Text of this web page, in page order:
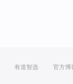
有道智选 官方博